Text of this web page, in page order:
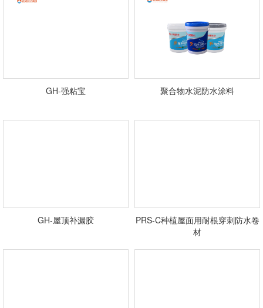
GH-强粘宝 聚合物水泥防水涂料
GH-屋顶补漏胶
PRS-C种植屋面用耐根穿刺防水卷
材